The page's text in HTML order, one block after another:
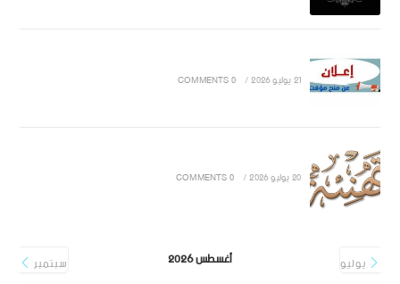
21 يوليو 2026 /
0 COMMENTS
20 يوليو 2026 /
0 COMMENTS
يوليو أغسطس 2026 سبتمبر